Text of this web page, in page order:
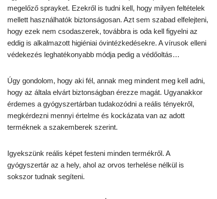
megelőző sprayket. Ezekről is tudni kell, hogy milyen feltételek
mellett használhatók biztonságosan. Azt sem szabad elfelejteni,
hogy ezek nem csodaszerek, továbbra is oda kell figyelni az
eddig is alkalmazott higiéniai óvintézkedésekre. A vírusok elleni
védekezés leghatékonyabb módja pedig a védőoltás…
Úgy gondolom, hogy aki fél, annak meg mindent meg kell adni,
hogy az általa elvárt biztonságban érezze magát. Ugyanakkor
érdemes a gyógyszertárban tudakozódni a reális tényekről,
megkérdezni mennyi értelme és kockázata van az adott
terméknek a szakemberek szerint.
Igyekszünk reális képet festeni minden termékről. A
gyógyszertár az a hely, ahol az orvos terhelése nélkül is
sokszor tudnak segíteni.